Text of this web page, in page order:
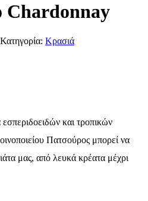
Chardonnay
Κατηγορία: Κρασιά
και τροπικών
Πατσούρος μπορεί να
μας, από λευκά κρέατα μέχρι